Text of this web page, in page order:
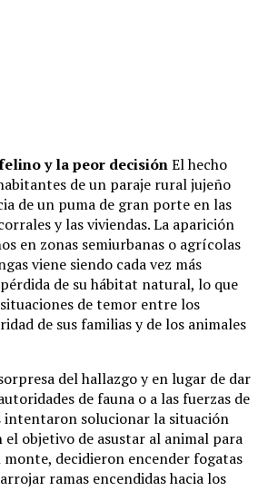
y la peor decisiónEl hecho
de un paraje rural jujeño
de un puma de gran porte en las
y las viviendas. La aparición
en zonas semiurbanas o agrícolas
viene siendo cada vez más
de su hábitat natural, lo que
de temor entre los
de sus familias y de los animales
del hallazgo y en lugar de dar
de fauna o a las fuerzas de
intentaron solucionar la situación
objetivo de asustar al animal para
monte, decidieron encender fogatas
ramas encendidas hacia los